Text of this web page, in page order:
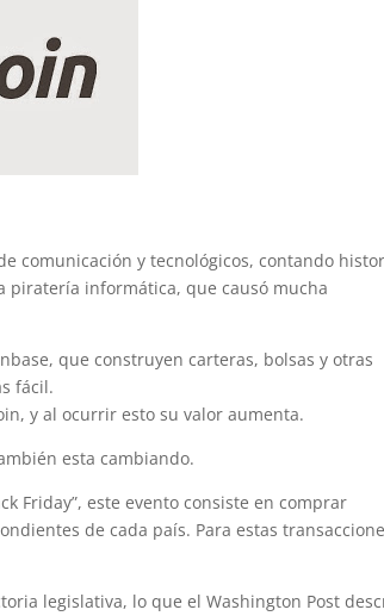
comunicación y tecnológicos, contando
piratería informática, que causó mucha
que construyen carteras, bolsas y otras
fácil.
y al ocurrir esto su valor aumenta.
esta cambiando.
Friday”, este evento consiste en comprar
de cada país. Para estas
legislativa, lo que el Washington Post